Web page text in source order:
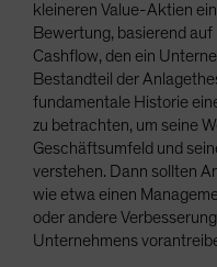
kleineren Value-Aktien
Bewertung, basierend
Cashflow, den ein
Bestandteil der
fundamentale Historie
zu betrachten, um seine
Geschäftsumfeld und
verstehen. Dann sollten
wie etwa einen
oder andere
Unternehmens